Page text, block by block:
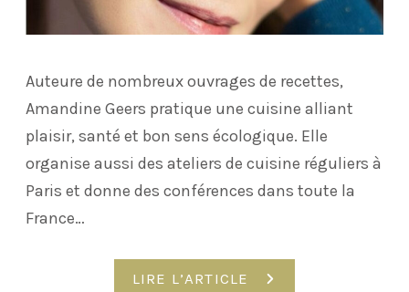
Auteure de nombreux ouvrages de recettes,
Amandine Geers pratique une cuisine alliant
plaisir, santé et bon sens écologique. Elle
organise aussi des ateliers de cuisine réguliers à
Paris et donne des conférences dans toute la
France…
LIRE L’ARTICLE